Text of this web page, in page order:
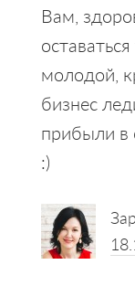
Вам,
молодой,
бизнес
прибыли в
:)